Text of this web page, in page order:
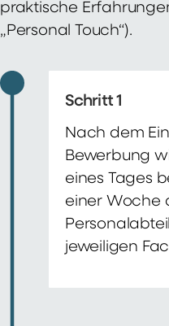
praktische
„Personal Touch“).
Schritt 1
Nach dem
Bewerbung
eines Tages
einer Woche
jeweiligen